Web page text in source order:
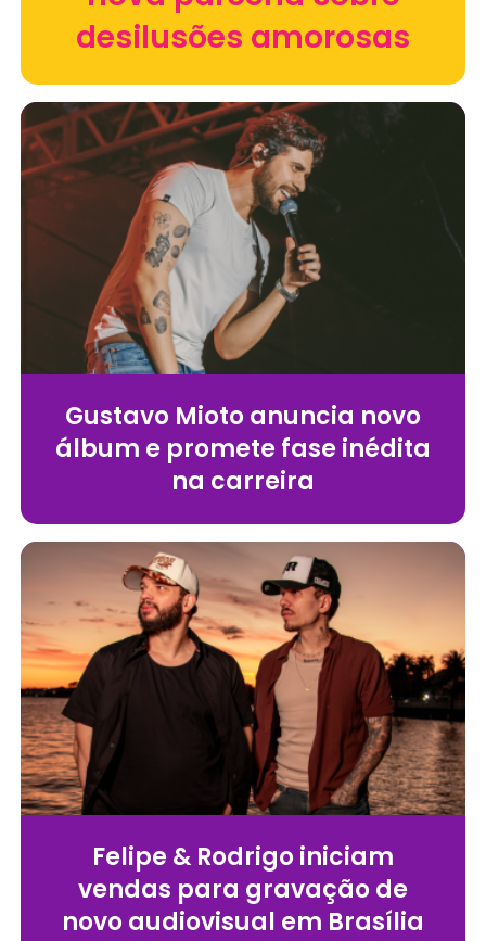
desilusões amorosas
Gustavo Mioto anuncia novo
álbum e promete fase inédita
na carreira
Felipe & Rodrigo iniciam
vendas para gravação de
novo audiovisual em Brasília